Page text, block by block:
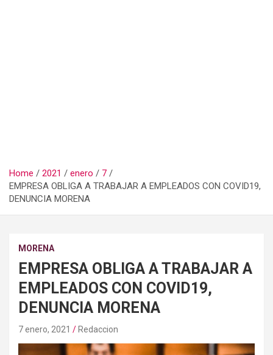
Home 2021 enero
7
EMPRESA OBLIGA A TRABAJAR A EMPLEADOS CON COVID19,
DENUNCIA MORENA
MORENA
EMPRESA OBLIGA A TRABAJAR A
EMPLEADOS CON COVID19,
DENUNCIA MORENA
7 enero, 2021 Redaccion